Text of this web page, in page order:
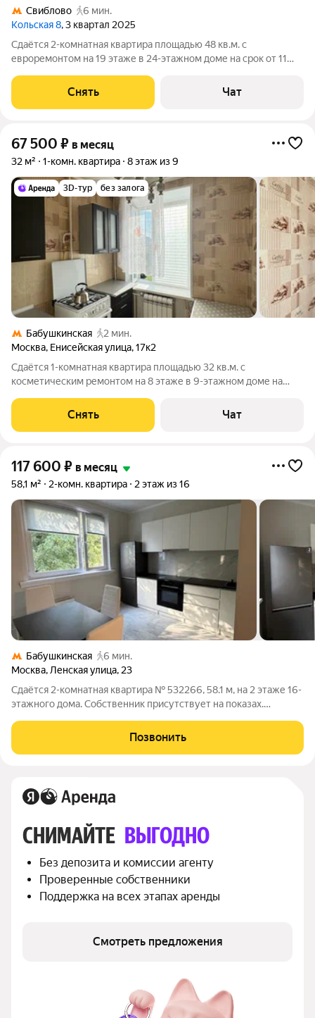
Свиблово
6 мин.
Кольская 8, 3 квартал 2025
Сдаётся 2-комнатная квартира площадью 48 кв.м. с
евроремонтом на 19 этаже в 24-этажном доме на срок от 11
Сушильная машина Холодильник Посудомоечная машина
Система очистки воды для питья
Снять Чат
67 500 ₽ в месяц
32 м² 1-комн. квартира 8 этаж из 9
3D-тур без залога
Бабушкинская
2 мин.
Москва, Енисейская улица,17к2
Сдаётся 1-комнатная квартира площадью 32 кв.м. с
косметическим ремонтом на 8 этаже в 9-этажном доме на
Стиральная машина Холодильник Дом - кирпичный, окна
выходят во двор. В подъезде 2
Снять Чат
117 600 ₽ в месяц
58,1 м² 2-комн. квартира 2 этаж из 16
Бабушкинская
6 мин.
Москва, Ленская улица, 23
Сдаётся 2-комнатная квартира № 532266, 58.1 м, на 2 этаже 16-
этажного дома. Собственник присутствует на показах.
включены в стоимость. По условиям проживания: можно с
детьми, без питомцев. Срок
Позвонить
СНИМАЙТЕ ВЫГОДНО
Без депозита и комиссии агенту
Проверенные собственники
Поддержка на всех этапах аренды
Смотреть предложения